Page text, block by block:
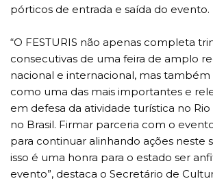
pórticos de entrada e saída do evento.
“O FESTURIS não apenas completa
consecutivas de uma feira de amplo
nacional e internacional, mas também
como uma das mais importantes e
em defesa da atividade turística no Rio
no Brasil. Firmar parceria com o
para continuar alinhando ações neste
isso é uma honra para o estado ser
evento”, destaca o Secretário de